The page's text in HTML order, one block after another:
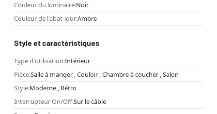
Couleur du luminaire:Noir
Couleur de l'abat-jour:Ambre
Style et caractéristiques
Type d'utilisation:Intérieur
Pièce:Salle à manger , Couloir , Chambre à coucher , Salon
Style:Moderne , Rétro
Interrupteur On/Off:Sur le câble